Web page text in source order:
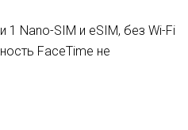
1 Nano-SIM и eSIM, без Wi-Fi
FaceTime не